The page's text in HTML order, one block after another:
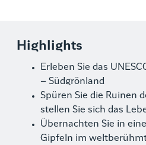
Highlights
Erleben Sie das
– Südgrönland
Spüren Sie die Ruinen
stellen Sie sich das
Übernachten Sie in
Gipfeln im